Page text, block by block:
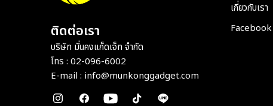
ติดต่อเรา
บริษัท มั่นคงแก็ดเจ็ท จำกัด
โทร : 02-096-6002
E-mail : info@munkonggadget.com
เกี่ยวกับเรา
Facebook